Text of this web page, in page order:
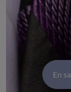
Commission
et innovation
En